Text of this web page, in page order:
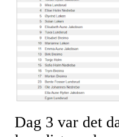
Dag 3 var det